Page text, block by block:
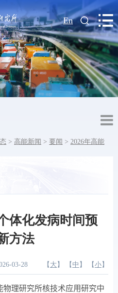
| En
> 高能新闻 > 要闻 > 2026年高能
体化发病时间预
方法
03-28 【 大 】 【 中 】 【 小 】
物理研究所核技术应用研究中